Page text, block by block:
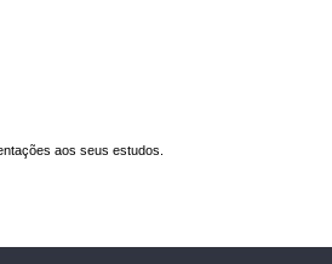
aos seus estudos.